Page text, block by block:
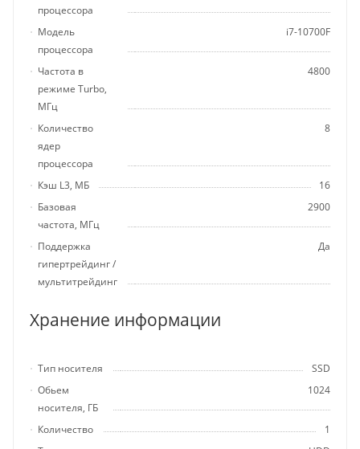
процессора
Модель
процессора
i7-10700F
Частота в
режиме Turbo,
МГц
4800
Количество
ядер
процессора
8
Кэш L3, МБ
16
Базовая
частота, МГц
2900
Поддержка
гипертрейдинг /
мультитрейдинг
Да
Хранение информации
Тип носителя
SSD
Обьем
носителя, ГБ
1024
Количество
1